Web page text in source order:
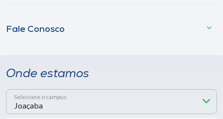
Fale Conosco
Onde estamos
Selecione o campus